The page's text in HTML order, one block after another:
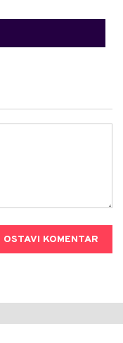
OSTAVI KOMENTAR